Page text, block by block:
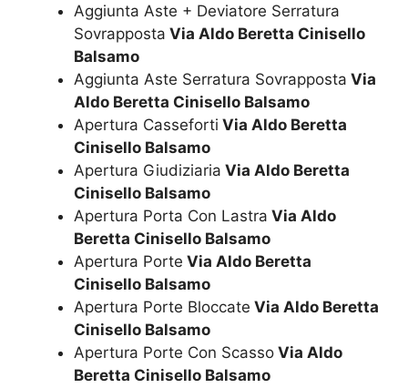
Aggiunta Aste + Deviatore Serratura
Sovrapposta Via Aldo Beretta Cinisello
Balsamo
Aggiunta Aste Serratura Sovrapposta Via
Aldo Beretta Cinisello Balsamo
Apertura Casseforti Via Aldo Beretta
Cinisello Balsamo
Apertura Giudiziaria Via Aldo Beretta
Cinisello Balsamo
Apertura Porta Con Lastra Via Aldo
Beretta Cinisello Balsamo
Apertura Porte Via Aldo Beretta
Cinisello Balsamo
Apertura Porte Bloccate Via Aldo Beretta
Cinisello Balsamo
Apertura Porte Con Scasso Via Aldo
Beretta Cinisello Balsamo